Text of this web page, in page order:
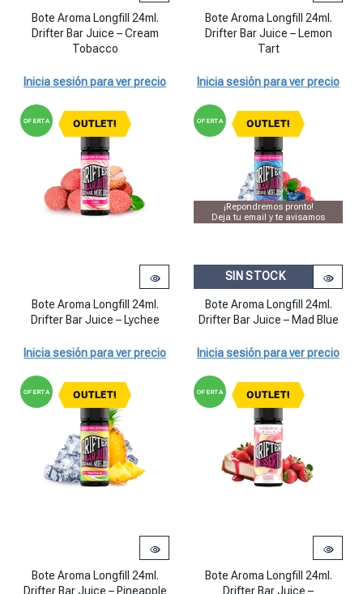
Bote Aroma Longfill 24ml. Drifter Bar Juice - Cream Tobacco
Bote Aroma Longfill 24ml.
Drifter Bar Juice – Cream
Tobacco
Inicia sesión para ver precio
Bote Aroma Longfill 24ml.
Bote Aroma Longfill 24ml.
Drifter Bar Juice – Lemon
Tart
Inicia sesión para ver precio
OUTLET!
OFERTA
Bote Aroma Longfill 24ml. Drifter Bar Juice - Lychee cantidad
Bote Aroma Longfill 24ml.
Drifter Bar Juice – Lychee
Inicia sesión para ver precio
OUTLET!
OFERTA
¡Repondremos pronto!
Deja tu email y te avisamos
SIN STOCK
Bote Aroma Longfill 24ml.
Drifter Bar Juice – Mad Blue
Inicia sesión para ver precio
OUTLET!
OFERTA
Bote Aroma Longfill 24ml. Drifter Bar Juice - Pineapple Ice cantidad
Bote Aroma Longfill 24ml.
Drifter Bar Juice – Pineapple
OUTLET!
OFERTA
Bote Aroma Longfill 24ml.
Bote Aroma Longfill 24ml.
Drifter Bar Juice –